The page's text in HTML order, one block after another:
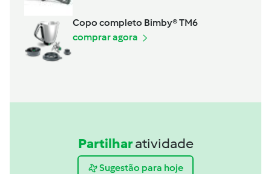
Copo completo Bimby® TM6
comprar agora
Partilharatividade
Sugestão para hoje